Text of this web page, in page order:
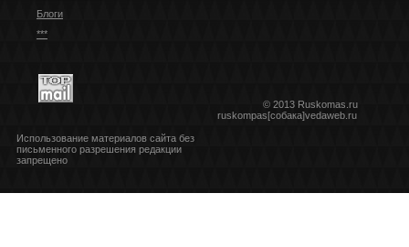
Блоги
***
© 2013 Ruskomas.ru
ruskompas[собака]vedaweb.ru
Использование материалов сайта без
письменного разрешения редакции
запрещено